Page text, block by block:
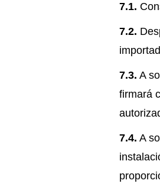
7.1.
7.2.
7.3. A
firmará
7.4. A